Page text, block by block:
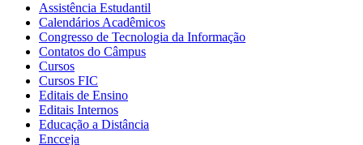
Assistência Estudantil
Calendários Acadêmicos
Congresso de Tecnologia da Informação
Contatos do Câmpus
Cursos
Cursos FIC
Editais de Ensino
Editais Internos
Educação a Distância
Encceja